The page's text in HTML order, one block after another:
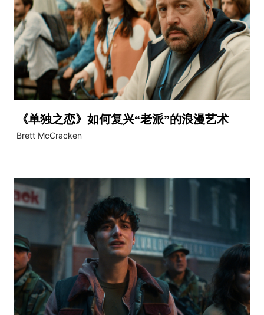
《单独之恋》如何复兴“老派”的浪漫艺术
Brett McCracken